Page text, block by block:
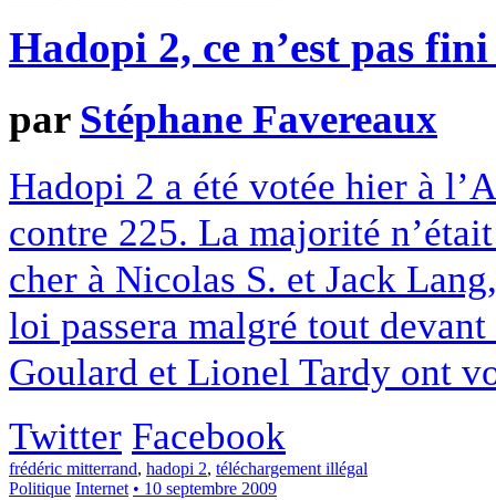
Hadopi 2, ce n’est pas
par Stéphane Favereaux
Hadopi 2 a été votée hier à
contre 225. La majorité
cher à Nicolas S. et Jack
loi passera malgré tout
Goulard et Lionel Tardy ont
Twitter Facebook
frédéric mitterrand, hadopi 2, téléchargement illégal
Politique Internet • 10 septembre 2009